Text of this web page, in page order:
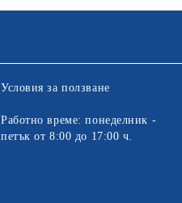
Условия за ползване
Работно време: понеделник -
петък от 8:00 до 17:00 ч.